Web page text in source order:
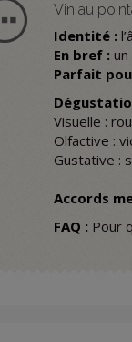
Vin au
Identité :
En bref :
Parfait
Visuelle :
Olfactive :
Gustative :
Accords
FAQ : Pour